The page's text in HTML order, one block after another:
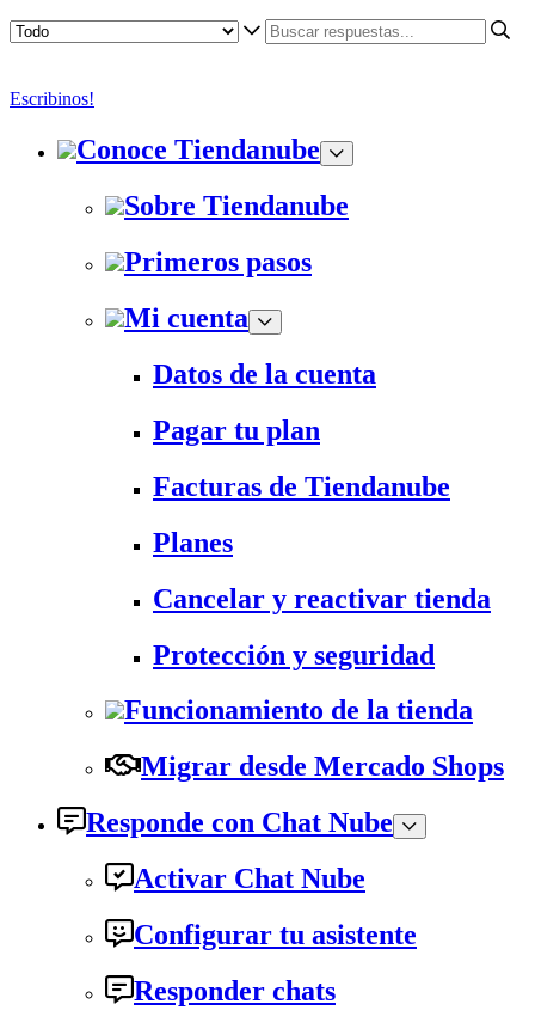
Escribinos!
Conoce Tiendanube
Sobre Tiendanube
Primeros pasos
Mi cuenta
Datos de la cuenta
Pagar tu plan
Facturas de Tiendanube
Planes
Cancelar y reactivar tienda
Protección y seguridad
Funcionamiento de la tienda
Migrar desde Mercado Shops
Responde con Chat Nube
Activar Chat Nube
Configurar tu asistente
Responder chats